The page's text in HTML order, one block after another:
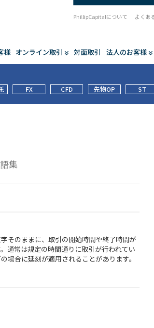
様 オンライン取引 対面取引 法人のお客様
PhillipCapitalについて よくあ
FX CFD 先物OP ST
集
そのままに、取引の開始時間や終了時間が
通常は規定の時間通りに取引が行われてい
場合に延刻が適用されることがあります。